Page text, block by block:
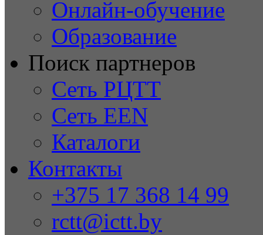
Онлайн-обучение
Образование
Поиск партнеров
Сеть РЦТТ
Сеть EEN
Каталоги
Контакты
+375 17 368 14 99
rctt@ictt.by